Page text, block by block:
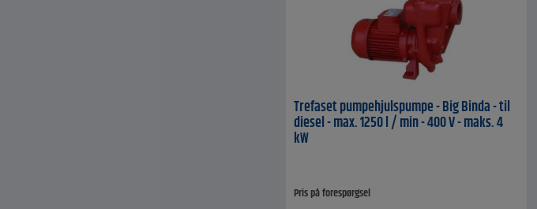
Trefaset pumpehjulspumpe - Big Binda - til
diesel - max. 1250 l / min - 400 V - maks. 4
kW
Pris på forespørgsel